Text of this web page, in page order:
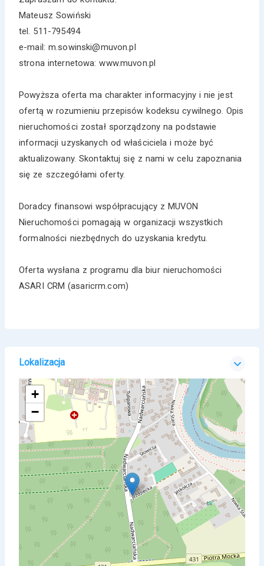
Mateusz Sowiński
tel. 511-795494
e-mail: m.sowinski@muvon.pl
strona internetowa: www.muvon.pl
Powyższa oferta ma charakter informacyjny i nie jest
ofertą w rozumieniu przepisów kodeksu cywilnego. Opis
nieruchomości został sporządzony na podstawie
informacji uzyskanych od właściciela i może być
aktualizowany. Skontaktuj się z nami w celu zapoznania
się ze szczegółami oferty.
Doradcy finansowi współpracujący z MUVON
Nieruchomości pomagają w organizacji wszystkich
formalności niezbędnych do uzyskania kredytu.
Oferta wysłana z programu dla biur nieruchomości
ASARI CRM (asaricrm.com)
Lokalizacja
+
−